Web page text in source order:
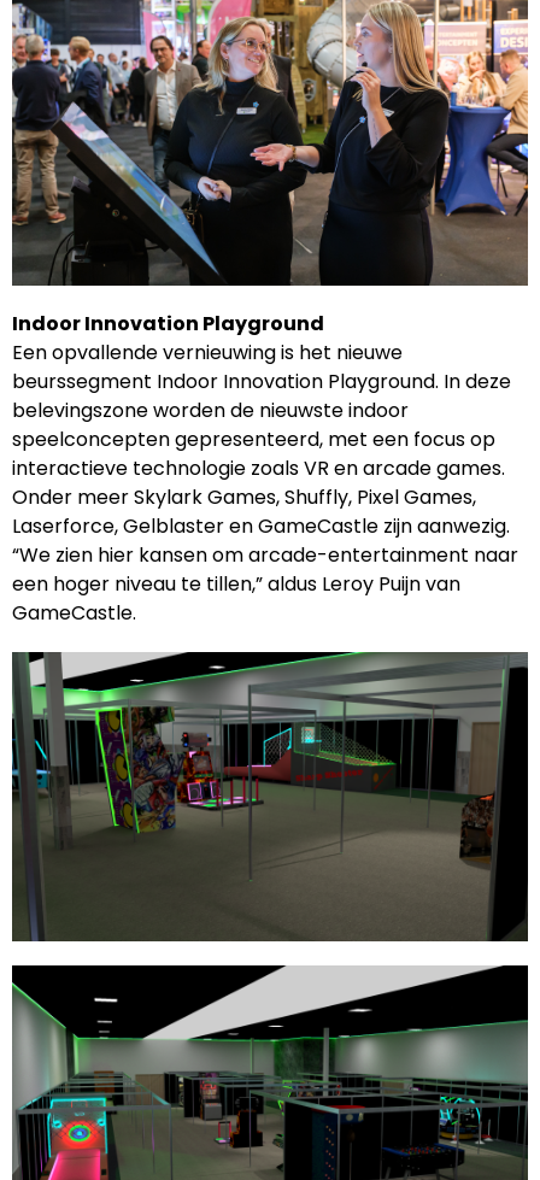
Indoor Innovation Playground
Een opvallende vernieuwing is het nieuwe
beurssegment Indoor Innovation Playground. In deze
belevingszone worden de nieuwste indoor
speelconcepten gepresenteerd, met een focus op
interactieve technologie zoals VR en arcade games.
Onder meer Skylark Games, Shuffly, Pixel Games,
Laserforce, Gelblaster en GameCastle zijn aanwezig.
“We zien hier kansen om arcade-entertainment naar
een hoger niveau te tillen,” aldus Leroy Puijn van
GameCastle.